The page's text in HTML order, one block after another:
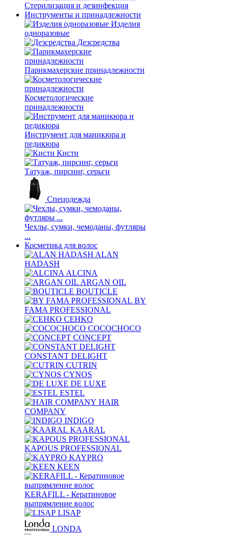
Стерилизация и дезинфекция
Инструменты и принадлежности
Изделия
одноразовые
Дезсредства
Парикмахерские принадлежности
Косметологические
принадлежности
Инструмент для маникюра и
педикюра
Кисти
Татуаж, пирсинг, серьги
Спецодежда
Чехлы, сумки, чемоданы, футляры
...
Косметика для волос
ALAN
HADASH
ALCINA
ARGAN OIL
BOUTICLE
BY
FAMA PROFESSIONAL
CEHKO
COCOCHOCO
CONCEPT
CONSTANT DELIGHT
CUTRIN
CYNOS
DE LUXE
ESTEL
HAIR
COMPANY
INDIGO
KAARAL
KAPOUS PROFESSIONAL
KAYPRO
KEEN
KERAFILL - Кератиновое
выпрямление волос
LISAP
LONDA